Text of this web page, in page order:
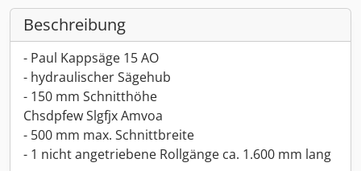
Beschreibung
- Paul Kappsäge 15 AO
- hydraulischer Sägehub
- 150 mm Schnitthöhe
Chsdpfew Slgfjx Amvoa
- 500 mm max. Schnittbreite
- 1 nicht angetriebene Rollgänge ca. 1.600 mm lang